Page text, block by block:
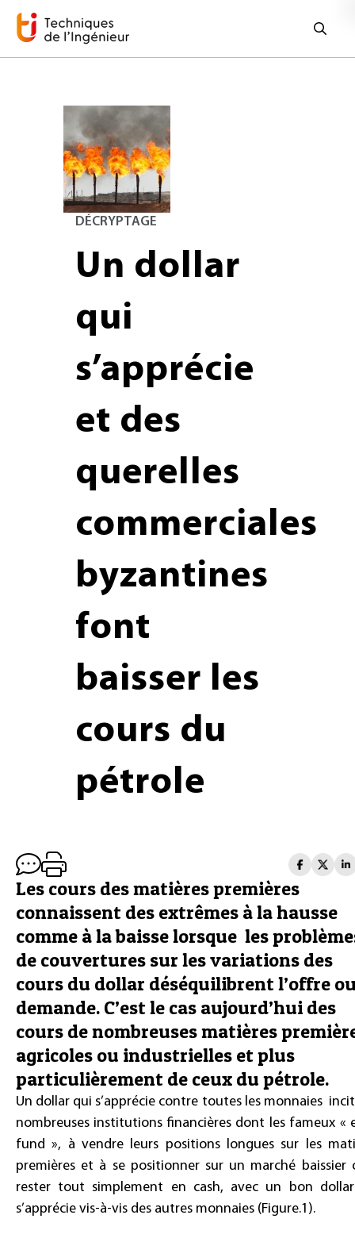
DÉCRYPTAGE
Un dollar
qui
s’apprécie
et des
querelles
commerciales
byzantines
font
baisser les
cours du
pétrole
Les cours des matières premières
connaissent des extrêmes à la hausse
comme à la baisse lorsque les
de couvertures sur les variations des
cours du dollar déséquilibrent l’offre
demande. C’est le cas aujourd’hui des
cours de nombreuses matières
agricoles ou industrielles et plus
particulièrement de ceux du pétrole.
Un dollar qui s’apprécie contre toutes les monnaies
nombreuses institutions financières dont les fameux «
fund », à vendre leurs positions longues sur les
premières et à se positionner sur un marché baissier
rester tout simplement en cash, avec un bon
s’apprécie vis-à-vis des autres monnaies (Figure.1).